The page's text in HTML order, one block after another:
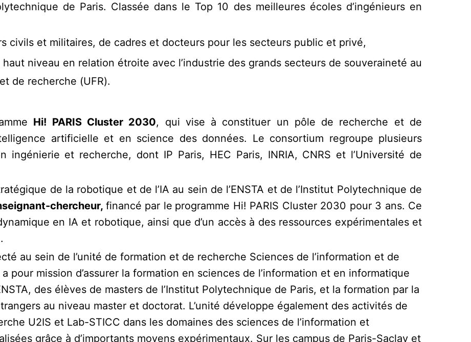
de Paris. Classée dans le Top 10 des meilleures écoles d’ingénieurs en
civils et militaires, de cadres et docteurs pour les secteurs public et privé,
niveau en relation étroite avec l’industrie des grands secteurs de souveraineté au
de recherche (UFR).
Hi! PARIS Cluster 2030, qui vise à constituer un pôle de recherche et de
artificielle et en science des données. Le consortium regroupe plusieurs
ingénierie et recherche, dont IP Paris, HEC Paris, INRIA, CNRS et l’Université de
de la robotique et de l’IA au sein de l’ENSTA et de l’Institut Polytechnique de
chercheur, financé par le programme Hi! PARIS Cluster 2030 pour 3 ans. Ce
en IA et robotique, ainsi que d’un accès à des ressources expérimentales et
au sein de l’unité de formation et de recherche Sciences de l’information et de
a pour mission d’assurer la formation en sciences de l’information et en informatique
des élèves de masters de l’Institut Polytechnique de Paris, et la formation par la
au niveau master et doctorat. L’unité développe également des activités de
U2IS et Lab-STICC dans les domaines des sciences de l’information et
grâce à d’importants moyens expérimentaux. Sur les campus de Paris-Saclay et